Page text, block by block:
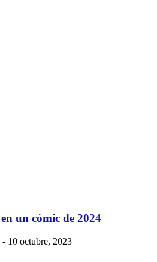
un cómic de 2024
- 10 octubre, 2023